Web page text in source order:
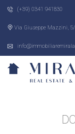
(+39) 0341 941830
Via Giuseppe Mazzini,